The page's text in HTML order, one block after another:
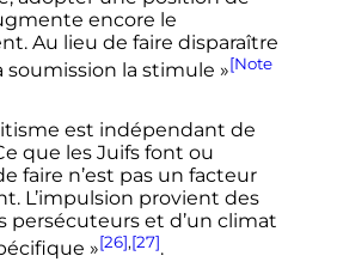
encore le
Au lieu de faire disparaître
soumission la stimule »[Note
est indépendant de
que les Juifs font ou
faire n’est pas un facteur
L’impulsion provient des
persécuteurs et d’un climat
»[26],[27].